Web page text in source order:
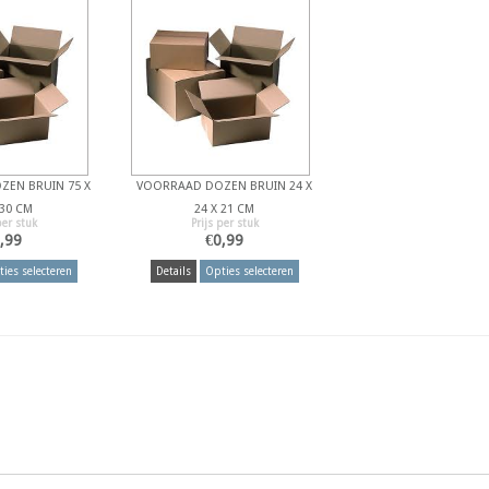
BRUIN 75 X
CM
stuk
selecteren
VOORRAAD DOZEN BRUIN 24 X
24 X 21 CM
Prijs per stuk
€0,99
Details Opties selecteren